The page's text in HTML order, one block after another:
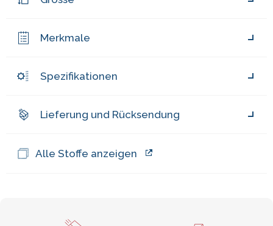
Merkmale
Spezifikationen
Lieferung und Rücksendung
Alle Stoffe anzeigen